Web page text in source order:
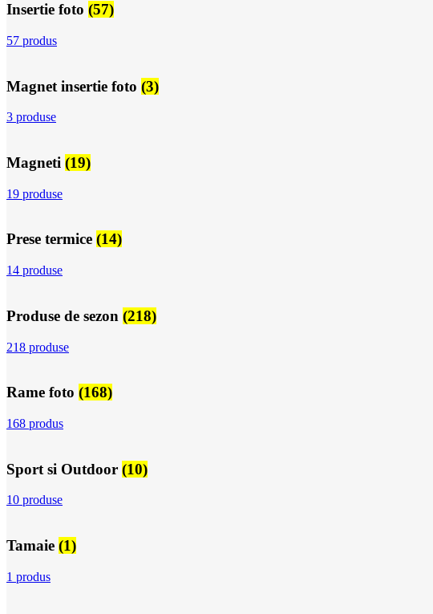
Insertie foto (57)
57 produs
Magnet insertie foto (3)
3 produse
Magneti (19)
19 produse
Prese termice (14)
14 produse
Produse de sezon (218)
218 produse
Rame foto (168)
168 produs
Sport si Outdoor (10)
10 produse
Tamaie (1)
1 produs